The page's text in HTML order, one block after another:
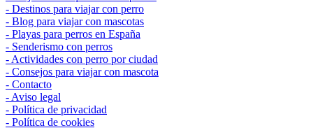
Destinos para viajar con perro
Blog para viajar con mascotas
Playas para perros en España
Senderismo con perros
Actividades con perro por ciudad
Consejos para viajar con mascota
Contacto
Aviso legal
Política de privacidad
Política de cookies